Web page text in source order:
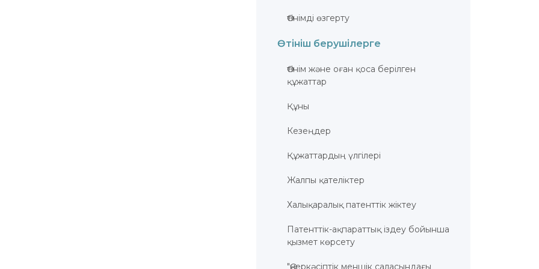
Өтінімді өзгерту
Өтініш берушілерге
Өтінім және оған қоса берілген
құжаттар
Құны
Кезеңдер
Құжаттардың үлгілері
Жалпы қателіктер
Халықаралық патенттік жіктеу
Патенттік-ақпараттық іздеу бойынша
қызмет көрсету
"Өнеркәсіптік меншік саласындағы